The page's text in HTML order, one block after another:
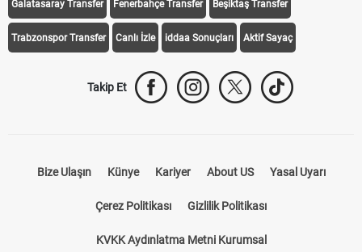
Galatasaray Transfer Fenerbahçe Transfer Beşiktaş Transfer
Trabzonspor Transfer Canlı İzle iddaa Sonuçları Aktif Sayaç